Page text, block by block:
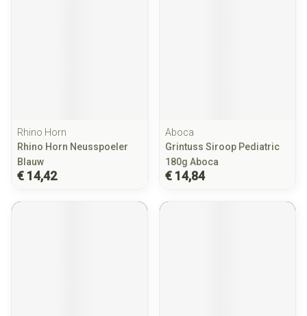
Rhino Horn
Rhino Horn Neusspoeler
Blauw
€ 14,42
Aboca
Grintuss Siroop Pediatric
180g Aboca
€ 14,84